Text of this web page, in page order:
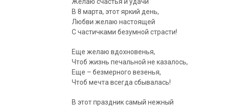
В 8 марта, этот яркий день,
Любви желаю настоящей
С частичками безумной страсти!
Еще желаю вдохновенья,
Чтоб жизнь печальной не казалось,
Еще – безмерного везенья,
Чтоб мечта всегда сбывалась!
В этот праздник самый нежный